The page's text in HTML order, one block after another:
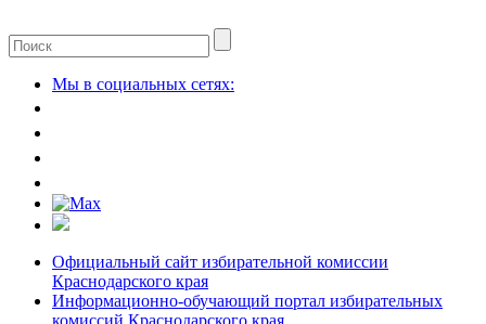
Мы в социальных сетях:
Официальный сайт избирательной комиссии
Краснодарского края
Информационно-обучающий портал избирательных
комиссий Краснодарского края